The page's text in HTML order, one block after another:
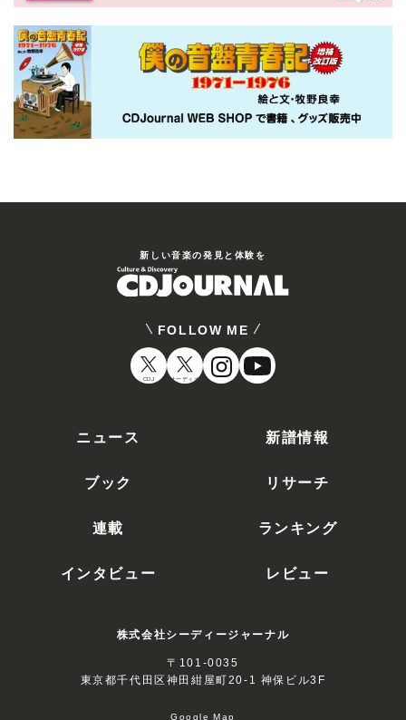
新しい⾳楽の発⾒と体験を
FOLLOW ME
CDJ オーディオ
ニュース 新譜情報
ブック リサーチ
連載 ランキング
インタビュー レビュー
株式会社シーディージャーナル
〒101-0035
東京都千代田区神田紺屋町20-1 神保ビル3F
Google Map